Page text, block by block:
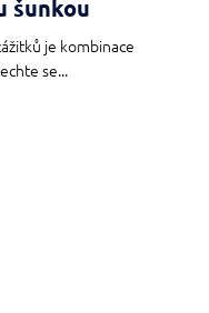
šunkou
je kombinace
se...